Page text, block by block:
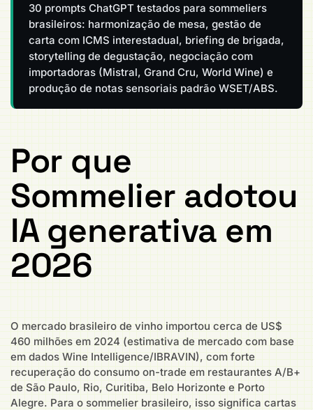
30 prompts ChatGPT testados para sommeliers
brasileiros: harmonização de mesa, gestão de
carta com ICMS interestadual, briefing de brigada,
storytelling de degustação, negociação com
importadoras (Mistral, Grand Cru, World Wine) e
produção de notas sensoriais padrão WSET/ABS.
Por que
Sommelier adotou
IA generativa em
2026
O mercado brasileiro de vinho importou cerca de US$
460 milhões em 2024 (estimativa de mercado com base
em dados Wine Intelligence/IBRAVIN), com forte
recuperação do consumo on-trade em restaurantes A/B+
de São Paulo, Rio, Curitiba, Belo Horizonte e Porto
Alegre. Para o sommelier brasileiro, isso significa cartas